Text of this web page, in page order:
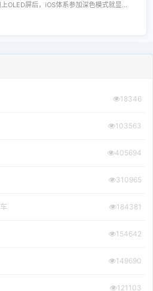
OLED屏后，iOS体系参加深色模式就显...
18346
103563
405694
310965
184381
154642
149690
121103